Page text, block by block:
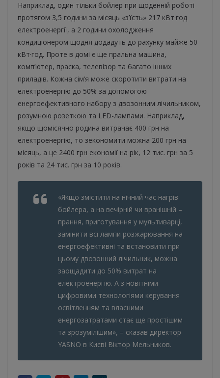
Наприклад, один тільки бойлер при щоденній роботі
протягом 3,5 години за місяць «з’їсть» 217 кВт·год
електроенергії, а 2 години охолодження
кондиціонером щодня додадуть до рахунку майже 50
кВт·год. Проте в домі є ще пральна машина,
комп’ютер, праска, телевізор та багато інших
приладів. Кожна сім’я може скоротити витрати на
електроенергію до 50% за допомогою
енергоефективного набору з двозонним лічильником,
розумною розеткою та LED-лампами. Наприклад,
якщо щомісячно родина витрачає 400 грн на
електроенергію, то зекономити можна 200 грн на
місяць, а це 2400 грн економії на рік, 12 тис. грн за 5
років та 24 тис. грн за 10 років.
«Якщо змістити на нічний час нагрів
бойлера, а на вечірній чи вранішній –
прання, приготування у мультиварці,
замінити всі лампи розжарювання на
енергоефективні та встановити при
цьому двозонний лічильник, можна
заощадити до 50% витрат на
електроенергію. А з новітніми
цифровими технологіями керування
освітленням та власними
енергозатратами стає ще простішим
та зрозумілішим», – сказав директор
YASNO в Києві Віктор Мельников.